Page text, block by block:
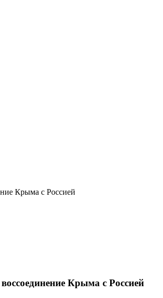
Крыма с Россией
Крыма с Россией